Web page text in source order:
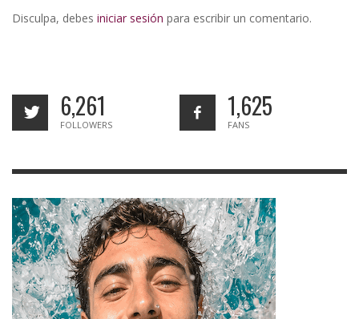
Disculpa, debes iniciar sesión para escribir un comentario.
6,261
FOLLOWERS
1,625
FANS